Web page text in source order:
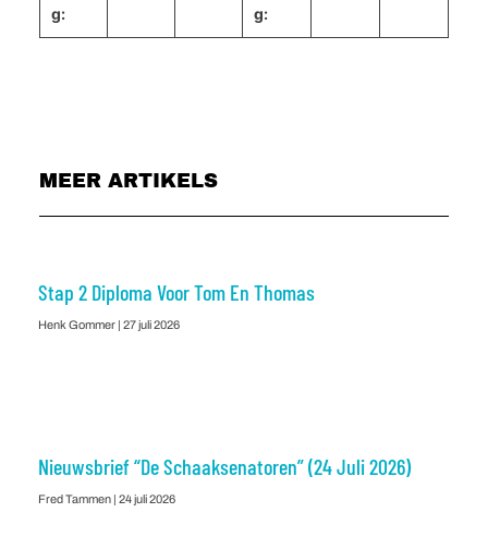
g:
g:
MEER ARTIKELS
Stap 2 Diploma Voor Tom En Thomas
Henk Gommer 27 juli 2026
Nieuwsbrief “De Schaaksenatoren” (24 Juli 2026)
Fred Tammen 24 juli 2026